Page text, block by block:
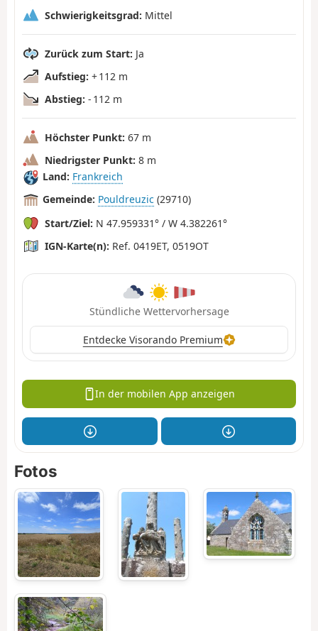
Schwierigkeitsgrad: Mittel
Zurück zum Start: Ja
Aufstieg: + 112 m
Abstieg: - 112 m
Höchster Punkt: 67 m
Niedrigster Punkt: 8 m
Land: Frankreich
Gemeinde: Pouldreuzic (29710)
Start/Ziel: N 47.959331° / W 4.382261°
IGN-Karte(n): Ref. 0419ET, 0519OT
Stündliche Wettervorhersage
Entdecke Visorando Premium
In der mobilen App anzeigen
Fotos